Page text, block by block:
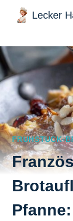
Zum
Inhalt
springen
Lecker
FRUHSTUCK-